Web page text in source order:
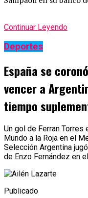
Continuar Leyendo
Deportes
España se
vencer a
tiempo
Un gol de Ferran Torres
Mundo a la Roja en el
Selección Argentina
de Enzo Fernández en
Publicado